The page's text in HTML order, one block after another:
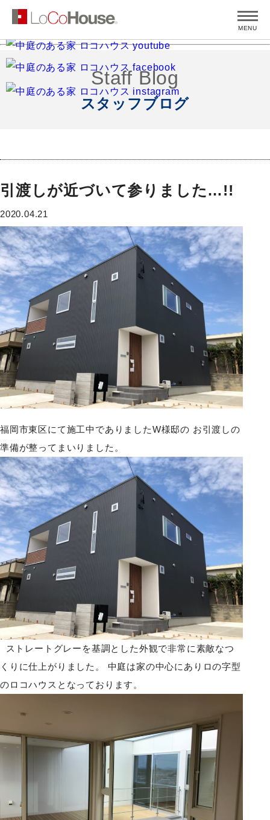
MENU
Staff Blog
スタッフブログ
引渡しが近づいて参りました…!!
2020.04.21
福岡市東区にて施工中でありましたW様邸の お引渡しの
準備が整ってまいりました。
ストレートグレーを基調とした外観で非常に素敵なつ
くりに仕上がりました。 中庭は家の中心にありロの字型
のロコハウスとなっております。